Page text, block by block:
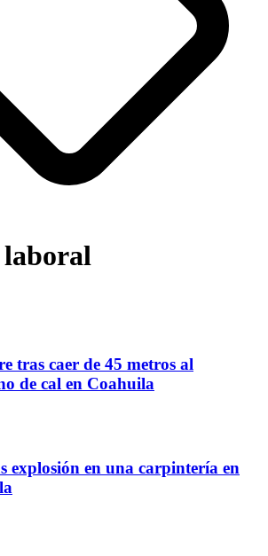
laboral
tras caer de 45 metros al
de cal en Coahuila
explosión en una carpintería en